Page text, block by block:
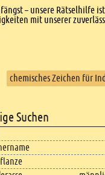
– unsere
mit unserer
chemisches Zeichen für
Suchen